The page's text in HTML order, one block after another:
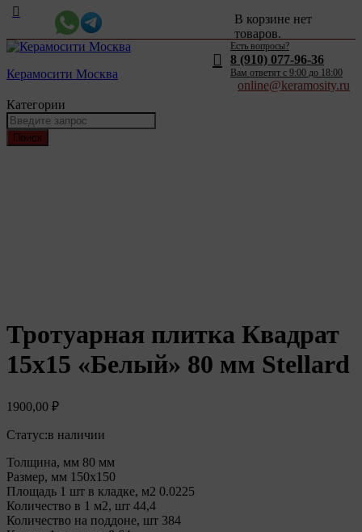
Керамосити Москва
В корзине нет
товаров.
Категории
Поиск
Есть вопросы?
8 (910) 077-96-36
Вам ответят c 9:00 до 18:00
online@keramosity.ru
Тротуарная плитка Квадрат
15х15 «Белый» 80 мм Stellard
1900,00 ₽
Статус:в наличии
Толщина, мм 80 мм
Размер, мм 150х150
Площадь 1 шт в кладке, м2 0.0225
Количество в 1 м2, шт 44,4
Количество на поддоне, шт 384